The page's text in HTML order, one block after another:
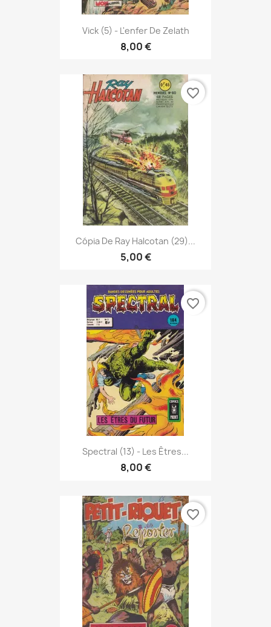
Vick (5) - L'enfer De Zelath
8,00 €
Cópia De Ray Halcotan (29)...
5,00 €
favorite_border
Spectral (13) - Les Êtres...
8,00 €
favorite_border
favorite_border